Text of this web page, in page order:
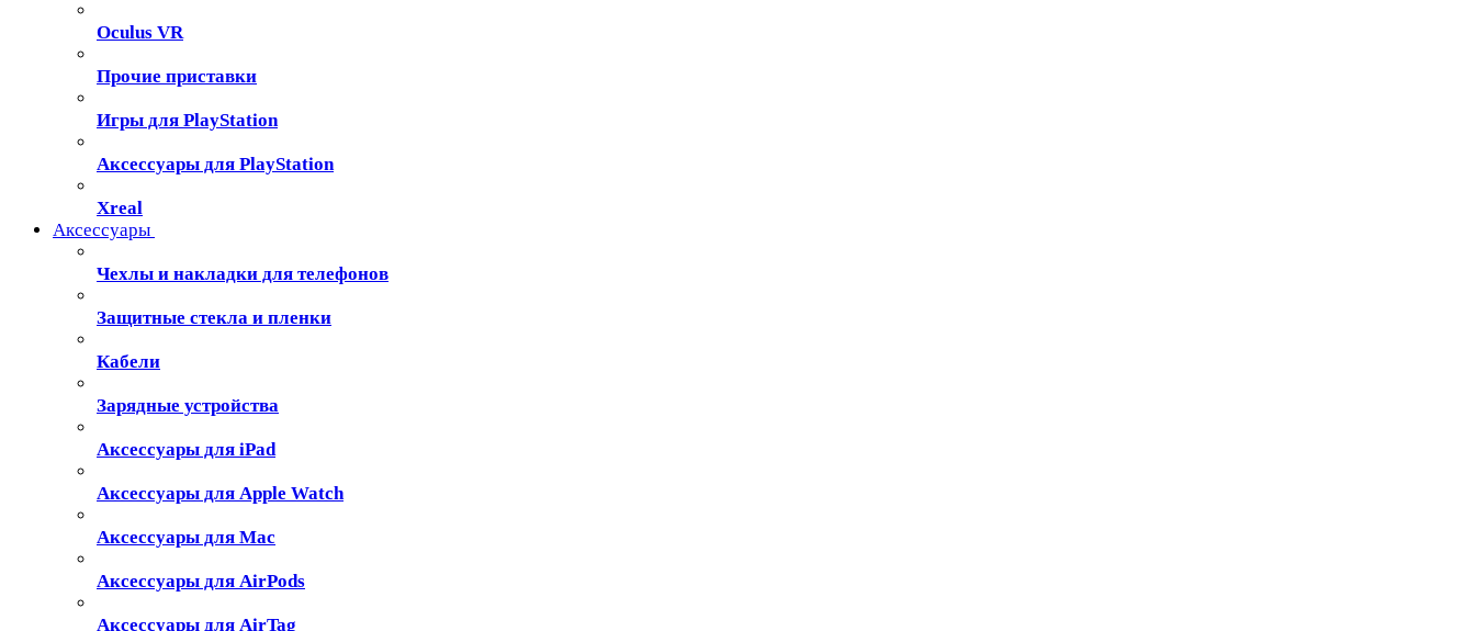
Oculus VR
Прочие приставки
Игры для PlayStation
Аксессуары для PlayStation
Xreal
Аксессуары
Чехлы и накладки для телефонов
Защитные стекла и пленки
Кабели
Зарядные устройства
Аксессуары для iPad
Аксессуары для Apple Watch
Аксессуары для Mac
Аксессуары для AirPods
Аксессуары для AirTag